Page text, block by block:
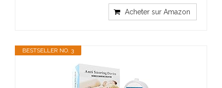
Acheter sur Amazon
BESTSELLER NO. 3